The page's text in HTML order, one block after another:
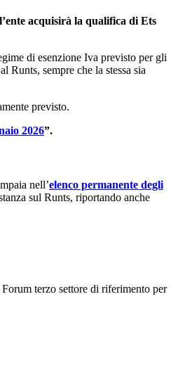
acquisirà la qualifica di Ets
di esenzione Iva previsto per gli
Runts, sempre che la stessa sia
previsto.
2026”.
nell’elenco permanente degli
sul Runts, riportando anche
terzo settore di riferimento per